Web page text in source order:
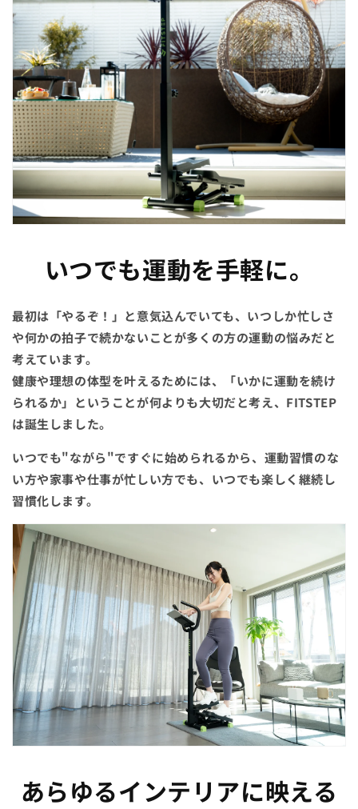
いつでも運動を手軽に。
最初は「やるぞ！」と意気込んでいても、いつしか忙しさ
や何かの拍子で続かないことが多くの方の運動の悩みだと
考えています。
健康や理想の体型を叶えるためには、「いかに運動を続け
られるか」ということが何よりも大切だと考え、FITSTEP
は誕生しました。
いつでも"ながら"ですぐに始められるから、運動習慣のな
い方や家事や仕事が忙しい方でも、いつでも楽しく継続し
習慣化します。
あらゆるインテリアに映える